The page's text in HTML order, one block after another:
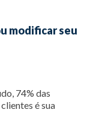
modificar seu
74% das
é sua